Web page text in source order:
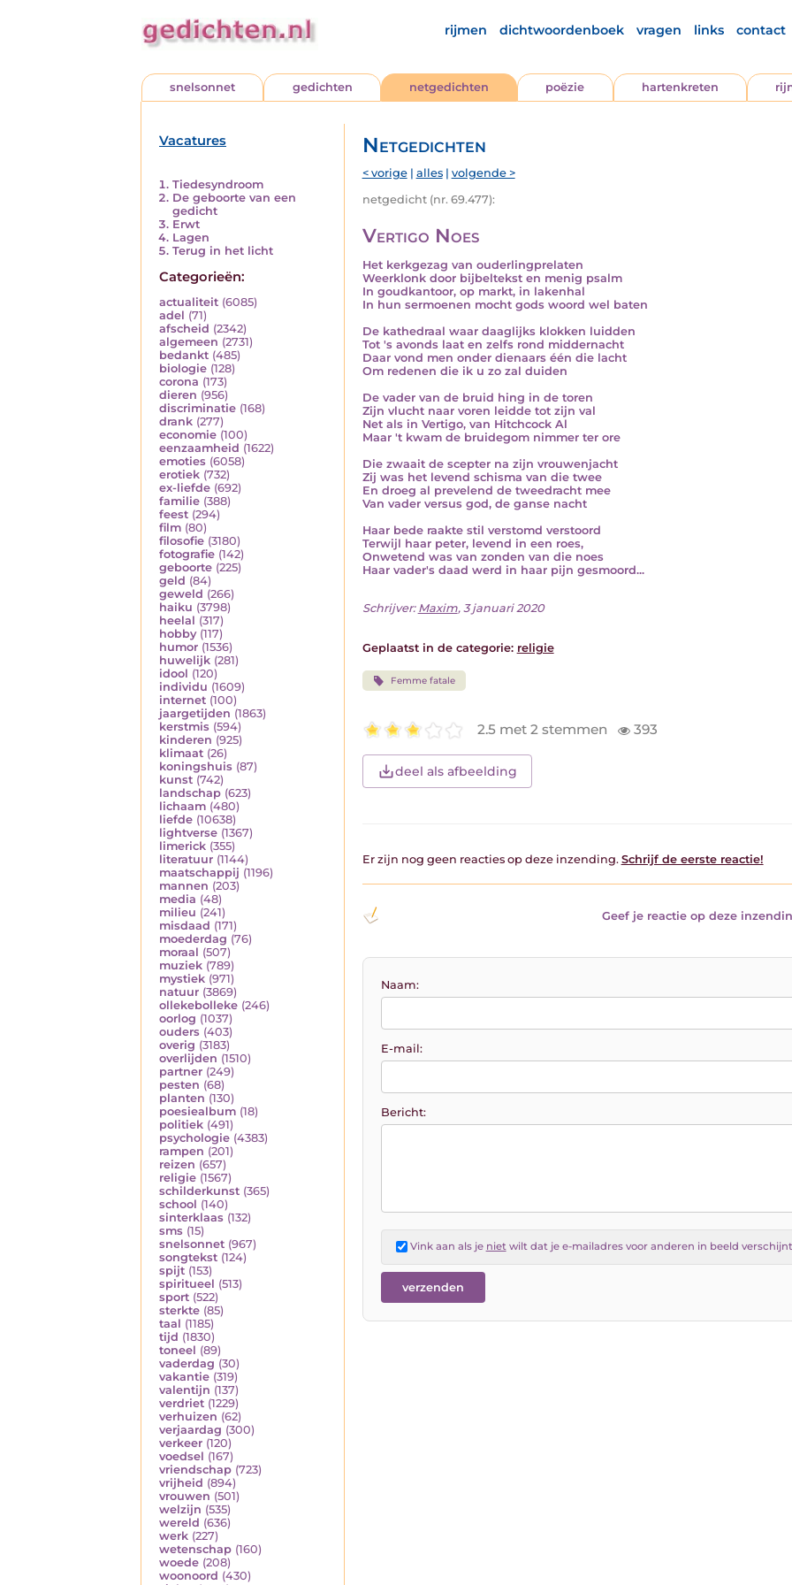
rijmen dichtwoordenboek vragen links contact
snelsonnet gedichten netgedichten poëzie hartenkreten
Vacatures
Tiedesyndroom
De geboorte van een
gedicht
Erwt
Lagen
Terug in het licht
Categorieën:
actualiteit (6085)
adel (71)
afscheid (2342)
algemeen (2731)
bedankt (485)
biologie (128)
corona (173)
dieren (956)
discriminatie (168)
drank (277)
economie (100)
eenzaamheid (1622)
emoties (6058)
erotiek (732)
ex-liefde (692)
familie (388)
feest (294)
film (80)
filosofie (3180)
fotografie (142)
geboorte (225)
geld (84)
geweld (266)
haiku (3798)
heelal (317)
hobby (117)
humor (1536)
huwelijk (281)
idool (120)
individu (1609)
internet (100)
jaargetijden (1863)
kerstmis (594)
kinderen (925)
klimaat (26)
koningshuis (87)
kunst (742)
landschap (623)
lichaam (480)
liefde (10638)
lightverse (1367)
limerick (355)
literatuur (1144)
maatschappij (1196)
mannen (203)
media (48)
milieu (241)
misdaad (171)
moederdag (76)
moraal (507)
muziek (789)
mystiek (971)
natuur (3869)
ollekebolleke (246)
oorlog (1037)
ouders (403)
overig (3183)
overlijden (1510)
partner (249)
pesten (68)
planten (130)
poesiealbum (18)
politiek (491)
psychologie (4383)
rampen (201)
reizen (657)
religie (1567)
schilderkunst (365)
school (140)
sinterklaas (132)
sms (15)
snelsonnet (967)
songtekst (124)
spijt (153)
spiritueel (513)
sport (522)
sterkte (85)
taal (1185)
tijd (1830)
toneel (89)
vaderdag (30)
vakantie (319)
valentijn (137)
verdriet (1229)
verhuizen (62)
verjaardag (300)
verkeer (120)
voedsel (167)
vriendschap (723)
vrijheid (894)
vrouwen (501)
welzijn (535)
wereld (636)
werk (227)
wetenschap (160)
woede (208)
woonoord (430)
Netgedichten
< vorige| alles| volgende >
netgedicht (nr. 69.477):
Vertigo Noes
Het kerkgezag van ouderlingprelaten
Weerklonk door bijbeltekst en menig psalm
In goudkantoor, op markt, in lakenhal
In hun sermoenen mocht gods woord wel baten
De kathedraal waar daaglijks klokken luidden
Tot 's avonds laat en zelfs rond middernacht
Daar vond men onder dienaars één die lacht
Om redenen die ik u zo zal duiden
De vader van de bruid hing in de toren
Zijn vlucht naar voren leidde tot zijn val
Net als in Vertigo, van Hitchcock Al
Maar 't kwam de bruidegom nimmer ter ore
Die zwaait de scepter na zijn vrouwenjacht
Zij was het levend schisma van die twee
En droeg al prevelend de tweedracht mee
Van vader versus god, de ganse nacht
Haar bede raakte stil verstomd verstoord
Terwijl haar peter, levend in een roes,
Onwetend was van zonden van die noes
Haar vader's daad werd in haar pijn gesmoord...
Schrijver: Maxim, 3 januari 2020
Geplaatst in de categorie: religie
Femme fatale
2.5 met 2 stemmen 393
deel als afbeelding
Er zijn nog geen reacties op deze inzending. Schrijf de eerste reactie!
Geef je reactie op deze
Naam:
E-mail:
Bericht:
Vink aan als je nietwilt dat je e-mailadres voor anderen in beeld verschijnt